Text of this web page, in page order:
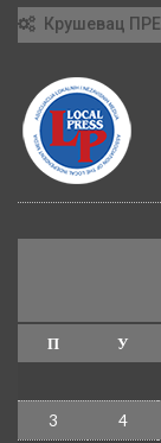
Крушевац
П У
3 4